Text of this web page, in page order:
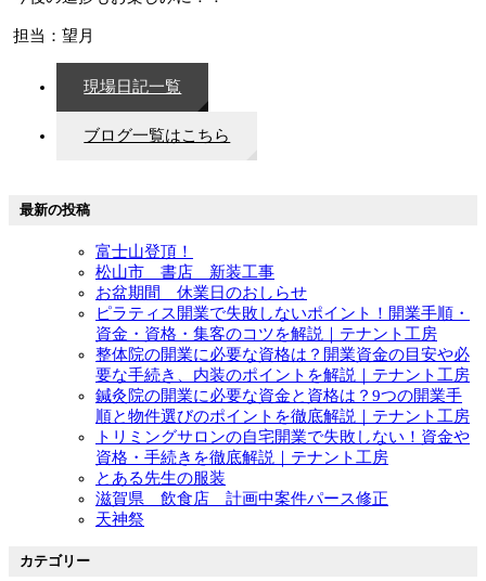
担当：望月
現場日記一覧
ブログ一覧はこちら
最新の投稿
富士山登頂！
松山市 書店 新装工事
お盆期間 休業日のおしらせ
ピラティス開業で失敗しないポイント！開業手順・
資金・資格・集客のコツを解説｜テナント工房
整体院の開業に必要な資格は？開業資金の目安や必
要な手続き、内装のポイントを解説｜テナント工房
鍼灸院の開業に必要な資金と資格は？9つの開業手
順と物件選びのポイントを徹底解説｜テナント工房
トリミングサロンの自宅開業で失敗しない！資金や
資格・手続きを徹底解説｜テナント工房
とある先生の服装
滋賀県 飲食店 計画中案件パース修正
天神祭
カテゴリー